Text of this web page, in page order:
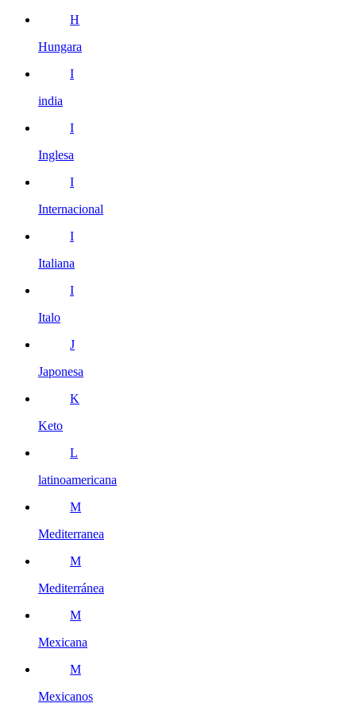
H
Hungara
I
india
I
Inglesa
I
Internacional
I
Italiana
I
Italo
J
Japonesa
K
Keto
L
latinoamericana
M
Mediterranea
M
Mediterránea
M
Mexicana
M
Mexicanos